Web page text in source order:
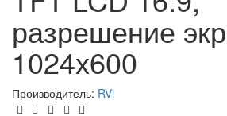
разрешение
1024х600
Производитель: RVi